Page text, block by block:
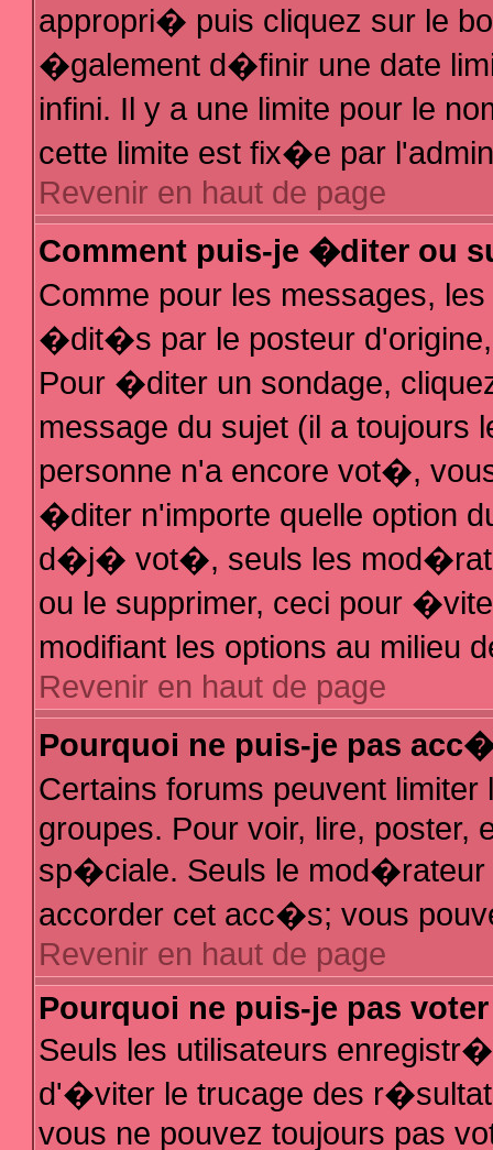
appropri� puis cliquez sur le
�galement d�finir une date
infini. Il y a une limite pour le
cette limite est fix�e par
Revenir en haut de page
Comment puis-je �diter ou
Comme pour les messages,
�dit�s par le posteur
Pour �diter un sondage,
message du sujet (il a
personne n'a encore vot�,
�diter n'importe quelle option
d�j� vot�, seuls les
ou le supprimer, ceci pour
modifiant les options au milieu
Revenir en haut de page
Pourquoi ne puis-je pas
Certains forums peuvent
groupes. Pour voir, lire, poster,
sp�ciale. Seuls le mod�rateur
accorder cet acc�s; vous
Revenir en haut de page
Pourquoi ne puis-je pas
Seuls les utilisateurs
d'�viter le trucage des
vous ne pouvez toujours pas